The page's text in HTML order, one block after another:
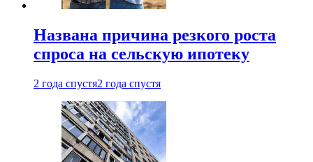
Названа причина резкого роста
спроса на сельскую ипотеку
2 года спустя2 года спустя